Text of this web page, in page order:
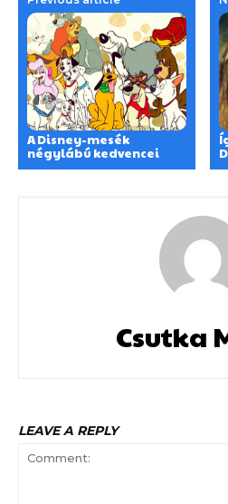
A Disney-mesék
négylábú kedvencei
Csutka
LEAVE A REPLY